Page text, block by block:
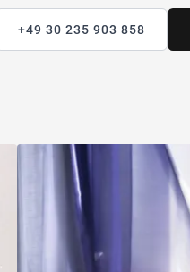
+49 30 235 903 858